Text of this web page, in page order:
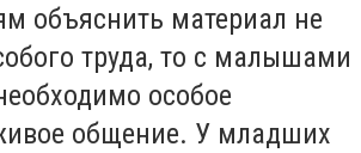
объяснить материал не
труда, то с малышами
особое
общение. У младших